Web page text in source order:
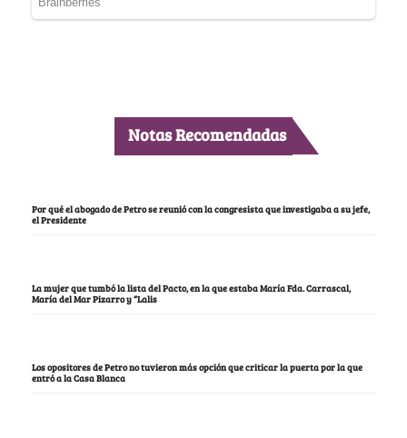
Notas Recomendadas
Por qué el abogado de Petro se reunió con la congresista que investigaba a su jefe,
el Presidente
La mujer que tumbó la lista del Pacto, en la que estaba María Fda. Carrascal,
María del Mar Pizarro y “Lalis
Los opositores de Petro no tuvieron más opción que criticar la puerta por la que
entró a la Casa Blanca